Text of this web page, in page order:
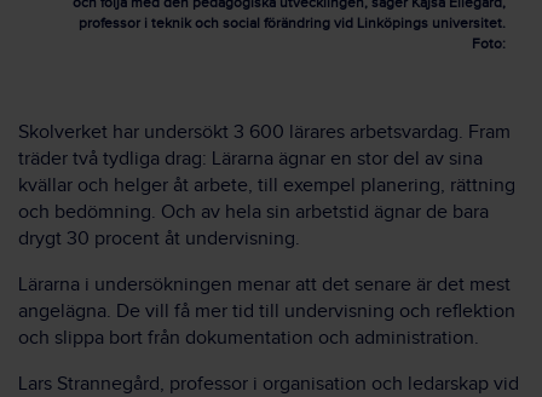
professor i teknik och social förändring vid Linköpings universitet.
Foto:
Skolverket har undersökt 3 600 lärares arbetsvardag. Fram
träder två tydliga drag: Lärarna ägnar en stor del av sina
kvällar och helger åt arbete, till exempel planering, rättning
och bedömning. Och av hela sin arbetstid ägnar de bara
drygt 30 procent åt undervisning.
Lärarna i undersökningen menar att det senare är det mest
angelägna. De vill få mer tid till undervisning och reflektion
och slippa bort från dokumentation och administration.
Lars Strannegård, professor i organisation och ledarskap vid